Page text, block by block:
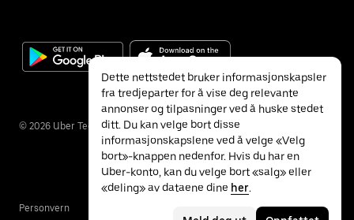
© 2026 Uber Technologies Inc.
Personvern
Dette nettstedet bruker informasjonskapsler
fra tredjeparter for å vise deg relevante
annonser og tilpasninger ved å huske stedet
ditt. Du kan velge bort disse
informasjonskapslene ved å velge «Velg
bort»-knappen nedenfor. Hvis du har en
Uber-konto, kan du velge bort «salg» eller
«deling» av dataene dine her.